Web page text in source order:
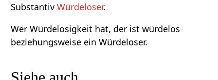
SubstantivWürdeloser.
Wer Würdelosigkeit hat, der ist würdelos
beziehungsweise ein Würdeloser.